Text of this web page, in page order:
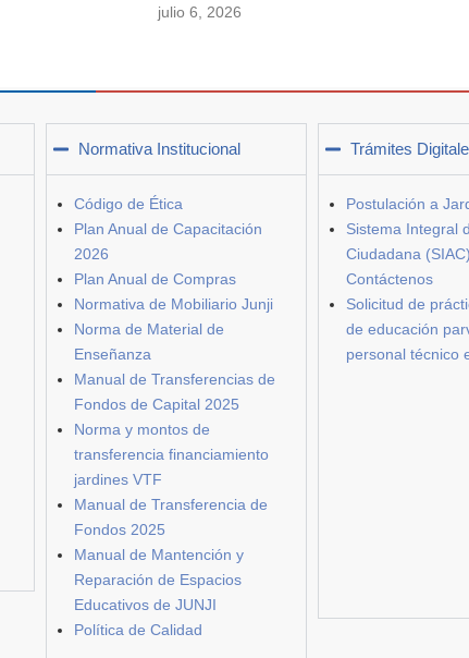
julio 6, 2026
Normativa Institucional
Código de Ética
Plan Anual de Capacitación
2026
Plan Anual de Compras
Normativa de Mobiliario Junji
Norma de Material de
Enseñanza
Manual de Transferencias de
Fondos de Capital 2025
Norma y montos de
transferencia financiamiento
jardines VTF
Manual de Transferencia de
Fondos 2025
Manual de Mantención y
Reparación de Espacios
Educativos de JUNJI
Política de Calidad
Trámites
Postulación a
Sistema Integral
Ciudadana
Contáctenos
Solicitud de
de educación
personal técnico